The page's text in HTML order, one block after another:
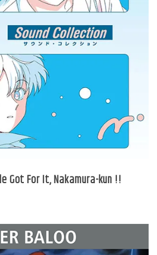
Got For It, Nakamura-kun !!